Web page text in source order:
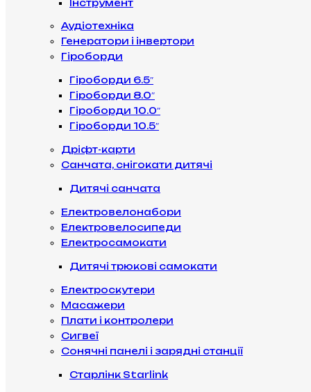
Інструмент
Аудіотехніка
Генератори і інвертори
Гіроборди
Гіроборди 6.5″
Гіроборди 8.0″
Гіроборди 10.0″
Гіроборди 10.5″
Дріфт-карти
Санчата, снігокати дитячі
Дитячі санчата
Електровелонабори
Електровелосипеди
Електросамокати
Дитячі трюкові самокати
Електроскутери
Масажери
Плати і контролери
Сигвеї
Сонячні панелі і зарядні станції
Старлінк Starlink